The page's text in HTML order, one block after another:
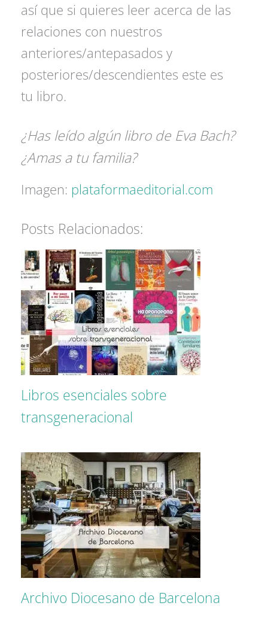
así que si quieres leer acerca de las
relaciones con nuestros
anteriores/antepasados y
posteriores/descendientes este es
tu libro.
¿Has leído algún libro de Eva Bach?
¿Amas a tu familia?
Imagen: plataformaeditorial.com
Posts Relacionados:
Libros esenciales sobre
transgeneracional
Archivo Diocesano de Barcelona